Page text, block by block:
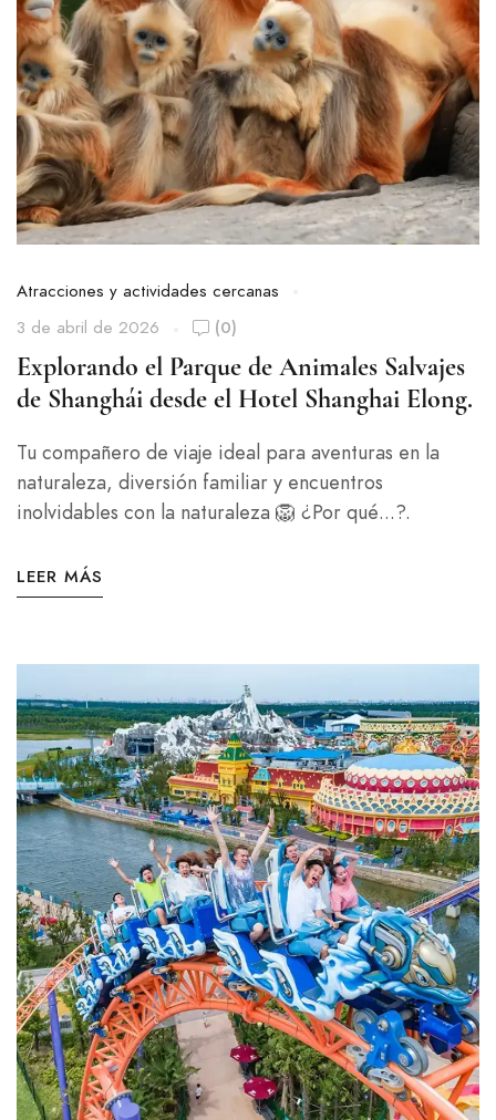
Atracciones y actividades cercanas
3 de abril de 2026
(0)
Explorando el Parque de Animales Salvajes
de Shanghái desde el Hotel Shanghai Elong.
Tu compañero de viaje ideal para aventuras en la
naturaleza, diversión familiar y encuentros
inolvidables con la naturaleza 🦁 ¿Por qué...?.
LEER MÁS